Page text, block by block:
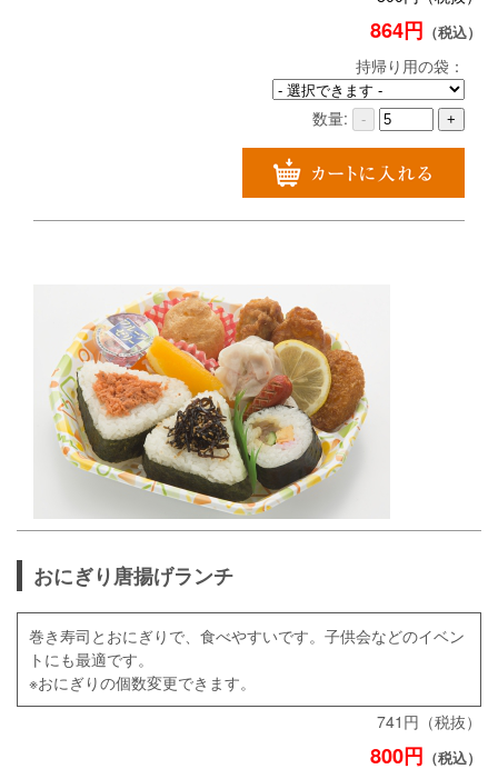
864円 （税込）
持帰り用の袋：
数量: - +
おにぎり唐揚げランチ
巻き寿司とおにぎりで、食べやすいです。子供会などのイベン
トにも最適です。
※おにぎりの個数変更できます。
741円（税抜）
800円 （税込）